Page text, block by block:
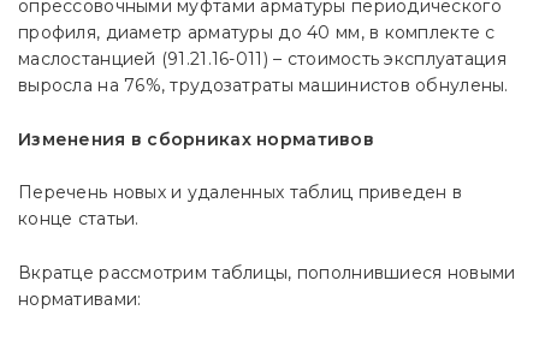
опрессовочными муфтами арматуры периодического
профиля, диаметр арматуры до 40 мм, в комплекте с
маслостанцией (91.21.16-011) – стоимость эксплуатация
выросла на 76%, трудозатраты машинистов обнулены.
Изменения в сборниках нормативов
Перечень новых и удаленных таблиц приведен в
конце статьи.
Вкратце рассмотрим таблицы, пополнившиеся новыми
нормативами: